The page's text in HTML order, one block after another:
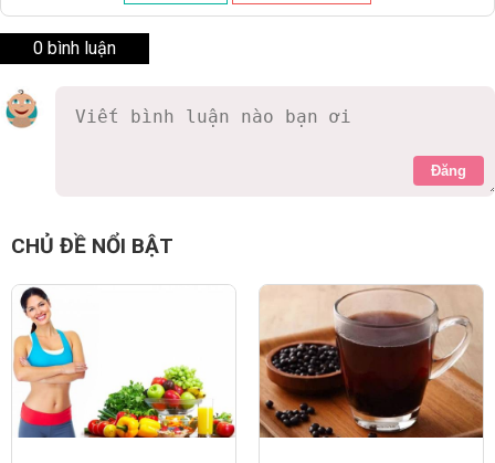
0 bình luận
Đăng
CHỦ ĐỀ NỔI BẬT